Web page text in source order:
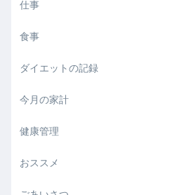
仕事
食事
ダイエットの記録
今月の家計
健康管理
おススメ